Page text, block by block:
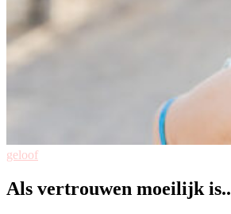
geloof
Als vertrouwen moeilijk is..